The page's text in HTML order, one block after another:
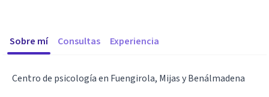
Sobre mí Consultas Experiencia
Centro de psicología en Fuengirola, Mijas y Benálmadena